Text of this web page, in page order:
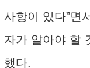
사항이 있다”면
자가 알아야 할
했다.